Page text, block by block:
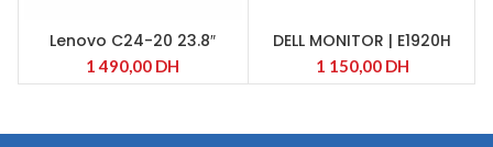
Lenovo C24-20 23.8″
Moniteur
1 490,00 DH
DELL MONITOR | E1920H
1 150,00 DH